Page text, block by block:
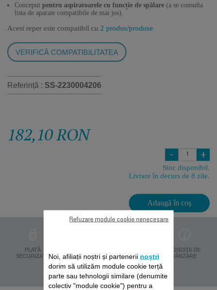
Conceput pentru aspiratoarele cu funcție de spălare (a se consulta
lista de aparate compatibile de mai jos).
Acest reper este compatibil cu 2 produs/produse
VERIFICĂ COMPATIBILITATEA
Referință : SS-2230004206
182,10 RON
- +
Stoc disponibil.
Livrare în decurs de 8 zile.
Adaugă în coş
PLATĂ
SECURIZATĂ
DATELOR
PERSONALE
CONDIŢII DE
VÂNZARE
Noi, afiliații noștri și partenerii noștri
dorim să utilizăm module cookie terță
parte sau tehnologii similare (denumite
colectiv "module cookie") pentru a
Refuzare module cookie nenecesare